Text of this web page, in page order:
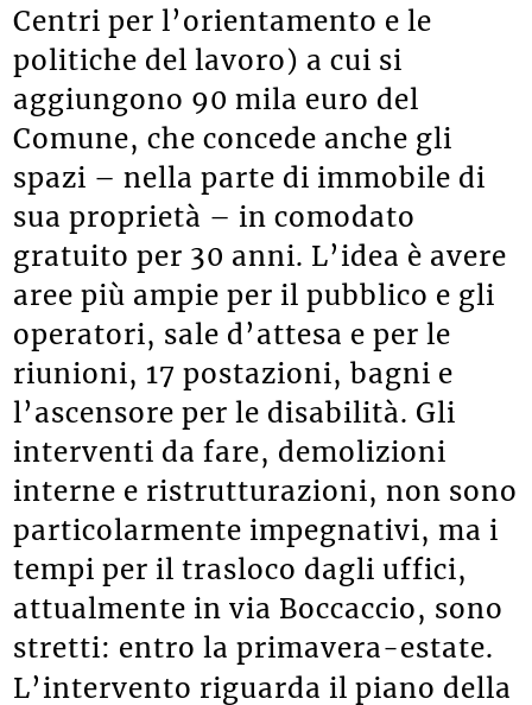
Centri per l’orientamento e le
politiche del lavoro) a cui si
aggiungono 90 mila euro del
Comune, che concede anche gli
spazi – nella parte di immobile di
sua proprietà – in comodato
gratuito per 30 anni. L’idea è avere
aree più ampie per il pubblico e gli
operatori, sale d’attesa e per le
riunioni, 17 postazioni, bagni e
l’ascensore per le disabilità. Gli
interventi da fare, demolizioni
interne e ristrutturazioni, non sono
particolarmente impegnativi, ma i
tempi per il trasloco dagli uffici,
attualmente in via Boccaccio, sono
stretti: entro la primavera-estate.
L’intervento riguarda il piano della